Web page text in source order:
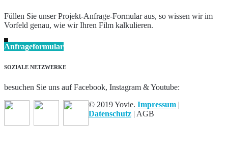
Füllen Sie unser Projekt-Anfrage-Formular aus, so wissen wir im
Vorfeld genau, wie wir Ihren Film kalkulieren.
Anfrageformular
SOZIALE NETZWERKE
besuchen Sie uns auf Facebook, Instagram & Youtube:
© 2019 Yovie. Impressum |
Datenschutz | AGB